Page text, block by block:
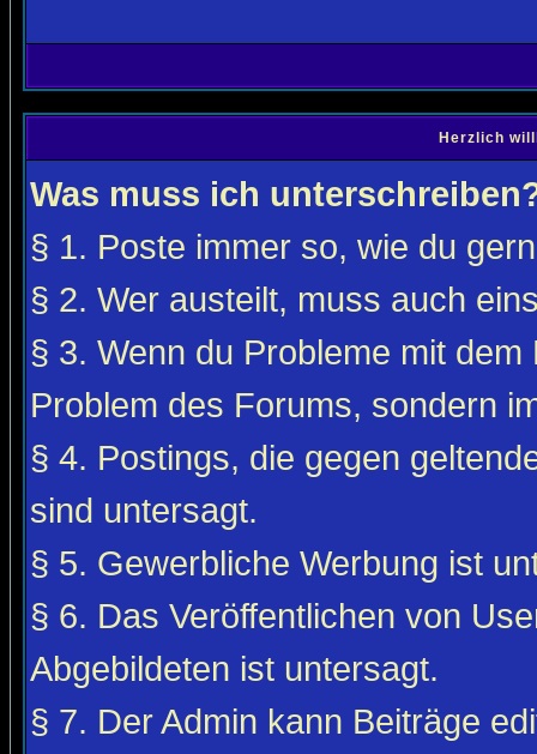
Herzlich
Was muss ich
§ 1. Poste immer so, wie du
§ 2. Wer austeilt, muss auch
§ 3. Wenn du Probleme mit
Problem des Forums, sondern
§ 4. Postings, die gegen
sind untersagt.
§ 5. Gewerbliche Werbung ist
§ 6. Das Veröffentlichen von
Abgebildeten ist untersagt.
§ 7. Der Admin kann Beiträge